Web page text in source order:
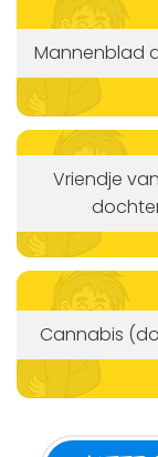
Mannenblad
Vriendje
Cannabis